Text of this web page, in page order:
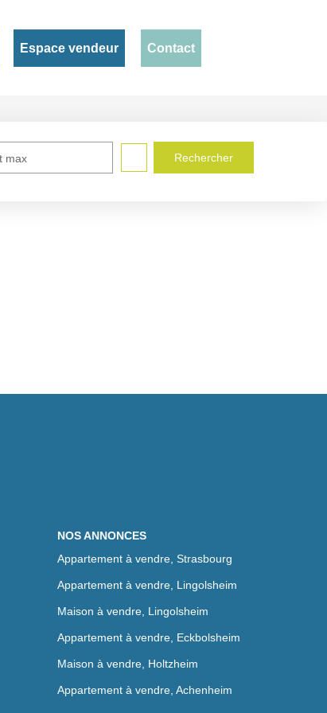
Espace vendeur Contact
max
NOS ANNONCES
Appartement à vendre, Strasbourg
Appartement à vendre, Lingolsheim
Maison à vendre, Lingolsheim
Appartement à vendre, Eckbolsheim
Maison à vendre, Holtzheim
Appartement à vendre, Achenheim